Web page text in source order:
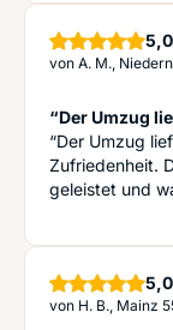
5,0
von A. M.,
“Der Umzug
“Der Umzug
Zufriedenheit.
geleistet und
5,0
von H. B., Mainz